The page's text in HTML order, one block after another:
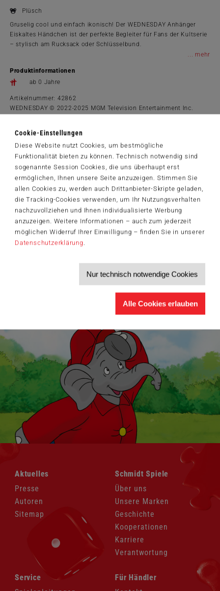
Cookie-Einstellungen
Diese Website nutzt Cookies, um bestmögliche
Funktionalität bieten zu können. Technisch notwendig sind
sogenannte Session Cookies, die uns überhaupt erst
ermöglichen, Ihnen unsere Seite anzuzeigen. Stimmen Sie
allen Cookies zu, werden auch Drittanbieter-Skripte geladen,
die Tracking-Cookies verwenden, um Ihr Nutzungsverhalten
nachzuvollziehen und Ihnen individualisierte Werbung
anzuzeigen. Weitere Informationen – auch zum jederzeit
möglichen Widerruf Ihrer Einwilligung – finden Sie in unserer
Datenschutzerklärung.
Nur technisch notwendige Cookies
Alle Cookies erlauben
Plüsch
Gruselig cool und einfach ikonisch! Der WEDNESDAY Anhänger
Eiskaltes Händchen ist der perfekte Begleiter für Fans der Kultserie
– stylisch am Rucksack oder Schlüsselbund.
...
Produktinformationen
ab 0 Jahre
Artikelnummer: 42862
WEDNESDAY © 2022-2025 MGM Television Entertainment Inc.
Der Schmidt-Spiele-Newsletter
Jetzt anmelden und 5€ Willkommensrabatt sichern
Bleiben Sie auf dem Laufenden zu Neuheiten, Trends und aktuellen
Willkommensgutschein in Höhe von 5€ für Ihren nächsten Einkauf im
Schmidt-Spiele-Shop.
Produktneuheiten und Sortimentserweiterungen
Aktuelle Themen und Trends aus der Spielewelt
Service-Informationen, z.B. zur Ersatzteilversorgung
Ich möchte den Schmidt-Spiele-Newsletter erhalten. Die Abmeldung ist
Abmeldelinkmöglich.
>
überspringen
Aktuelles
Presse
Autoren
Sitemap
Navigation
überspringen
Schmidt Spiele
Über uns
Unsere Marken
Geschichte
Kooperationen
Karriere
Verantwortung
Navigation
überspringen
Service
Navigation
überspringen
Für Händler